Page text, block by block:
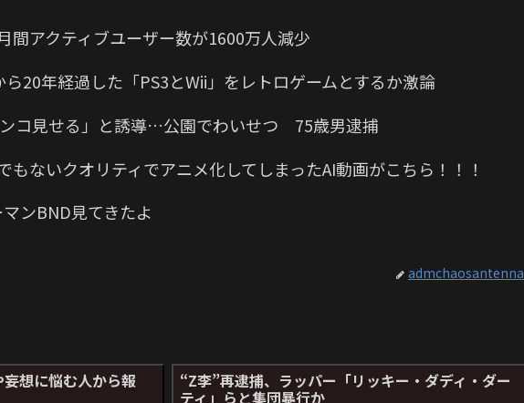
間アクティブユーザー数が1600万人減少
20年経過した「PS3とWii」をレトロゲームとするか激論
コ見せる」と誘導…公園でわいせつ 75歳男逮捕
もないクオリティでアニメ化してしまったAI動画がこちら！！！
ンBND見てきたよ
admchaosantenna
妄想に悩む人から報 “Z李”再逮捕、ラッパー「リッキー・ダディ・ダー
ティ」らと集団暴行か